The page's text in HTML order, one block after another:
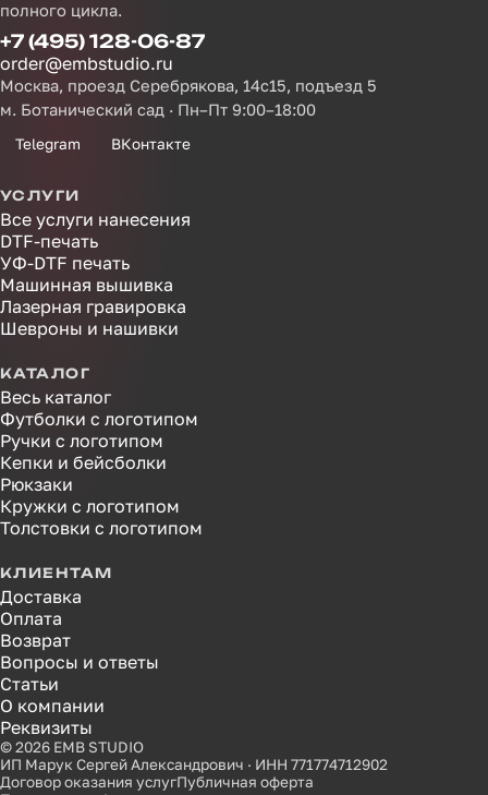
полного цикла.
+7 (495) 128-06-87
order@embstudio.ru
Москва, проезд Серебрякова, 14с15, подъезд 5
м. Ботанический сад · Пн–Пт 9:00–18:00
Telegram ВКонтакте
УСЛУГИ
Все услуги нанесения
DTF-печать
УФ-DTF печать
Машинная вышивка
Лазерная гравировка
Шевроны и нашивки
КАТАЛОГ
Весь каталог
Футболки с логотипом
Ручки с логотипом
Кепки и бейсболки
Рюкзаки
Кружки с логотипом
Толстовки с логотипом
КЛИЕНТАМ
Доставка
Оплата
Возврат
Вопросы и ответы
Статьи
О компании
Реквизиты
© 2026 EMB STUDIO
ИП Марук Сергей Александрович · ИНН 771774712902
Договор оказания услугПубличная оферта